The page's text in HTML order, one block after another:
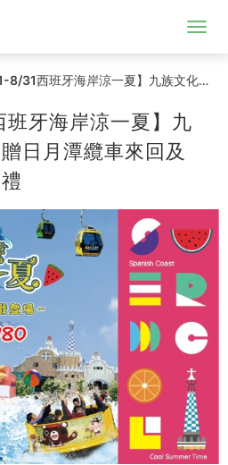
【112/7/1-8/31西班牙海岸涼一夏】九族文化村｜全票︱贈日月潭纜車來回及南投觀光工廠來店禮
牙海岸涼一夏】九
日月潭纜車來回及